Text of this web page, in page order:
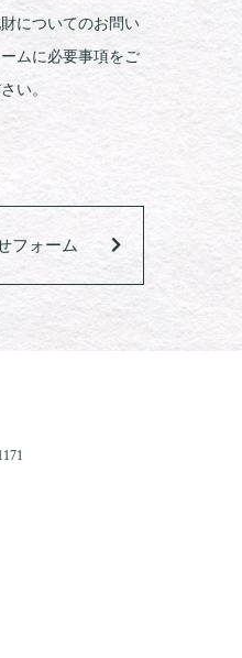
についてのお問い
ムに必要事項をご
い。
フォーム